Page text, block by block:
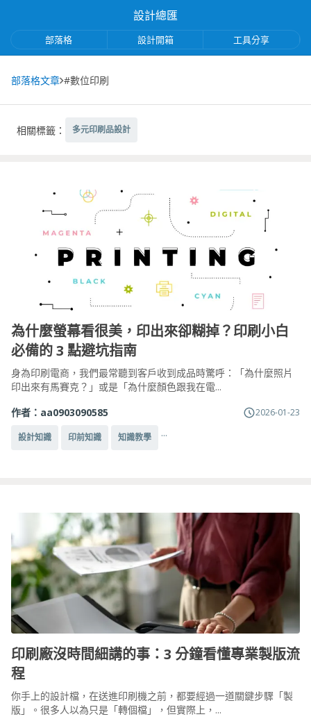
設計總匯
部落格 設計開箱 工具分享
部落格文章 #數位印刷
相關標籤： 多元印刷品設計
為什麼螢幕看很美，印出來卻糊掉？印刷小白
必備的 3 點避坑指南
身為印刷電商，我們最常聽到客戶收到成品時驚呼：「為什麼照片
印出來有馬賽克？」或是「為什麼顏色跟我在電...
作者： aa0903090585 2026-01-23
設計知識 印前知識 知識教學 ...
印刷廠沒時間細講的事：3 分鐘看懂專業製版流
程
你手上的設計檔，在送進印刷機之前，都要經過一道關鍵步驟「製
版」。很多人以為只是「轉個檔」，但實際上，...